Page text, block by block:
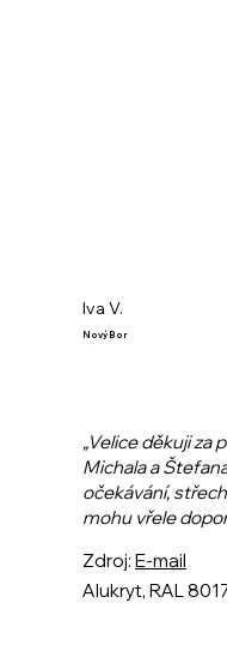
Iva V.
Nový Bor
„Velice děkuji za
Michala a
očekávání,
mohu vřele
Alukryt, RAL
Zdroj: E-mail